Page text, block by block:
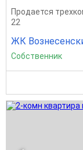
Продается
22
ЖК
Собственник